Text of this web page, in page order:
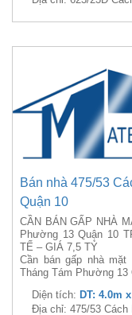
Bán nhà 475/53
Quận 10
CẦN BÁN GẤP NHÀ
Phường 13 Quận 10
TẾ – GIÁ 7,5 TỶ
Cần bán gấp nhà mặt
Tháng Tám Phường 13
Diện tích: DT: 4.0m
Địa chỉ: 475/53 Cách